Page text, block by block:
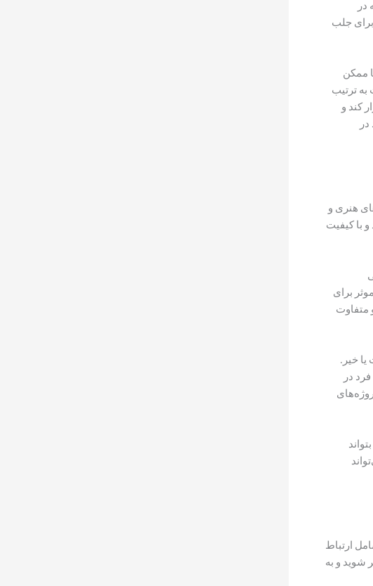
در
برای جلب
ممکن
ترتیب
کند و
هنری و
با کیفیت
برای
متفاوت
خیر.
در
ارتباط
شوید و به